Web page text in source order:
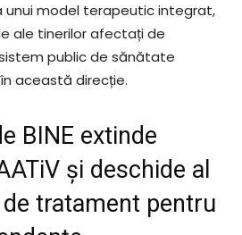
unui model terapeutic integrat,
ale tinerilor afectați de
public de sănătate
această direcție.
BINE extinde
și deschide al
tratament pentru